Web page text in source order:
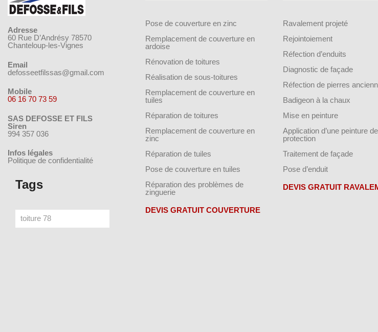
Adresse
60 Rue D’Andrésy 78570
Chanteloup-les-Vignes
Email
defosseetfilssas@gmail.com
Mobile
06 16 70 73 59
SAS DEFOSSE ET FILS
Siren
994 357 036
Infos légales
Politique de confidentialité
Tags
Pose de couverture en zinc
Remplacement de couverture en
ardoise
Rénovation de toitures
Réalisation de sous-toitures
Remplacement de couverture en
tuiles
Réparation de toitures
Remplacement de couverture en
zinc
Réparation de tuiles
Pose de couverture en tuiles
Réparation des problèmes de
zinguerie
DEVIS GRATUIT COUVERTURE
Ravalement projeté
Rejointoiement
Réfection d’enduits
Diagnostic de façade
Réfection de pierres
Badigeon à la chaux
Mise en peinture
Application d’une peinture de
protection
Traitement de façade
Pose d’enduit
DEVIS GRATUIT